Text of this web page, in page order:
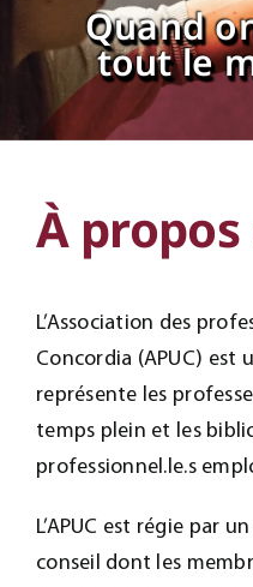
Quand
tout le
À propos
L’Association des
Concordia (APUC) est
représente les
temps plein et les
professionnel.le.s
L’APUC est régie par
conseil dont les